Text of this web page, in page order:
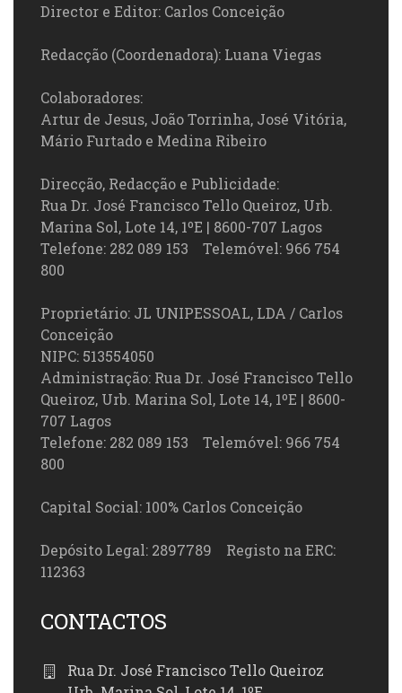
Director e Editor: Carlos Conceição
Redacção (Coordenadora): Luana Viegas
Colaboradores:
Artur de Jesus, João Torrinha, José Vitória,
Mário Furtado e Medina Ribeiro
Direcção, Redacção e Publicidade:
Rua Dr. José Francisco Tello Queiroz, Urb.
Marina Sol, Lote 14, 1ºE | 8600-707 Lagos
Telefone: 282 089 153 Telemóvel: 966 754
800
Proprietário: JL UNIPESSOAL, LDA / Carlos
Conceição
NIPC: 513554050
Administração: Rua Dr. José Francisco Tello
Queiroz, Urb. Marina Sol, Lote 14, 1ºE | 8600-
707 Lagos
Telefone: 282 089 153 Telemóvel: 966 754
800
Capital Social: 100% Carlos Conceição
Depósito Legal: 2897789 Registo na ERC:
112363
CONTACTOS
Rua Dr. José Francisco Tello Queiroz